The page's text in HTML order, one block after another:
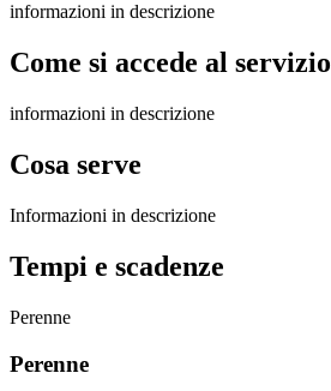
informazioni in descrizione
Come si accede al servizio
informazioni in descrizione
Cosa serve
Informazioni in descrizione
Tempi e scadenze
Perenne
Perenne